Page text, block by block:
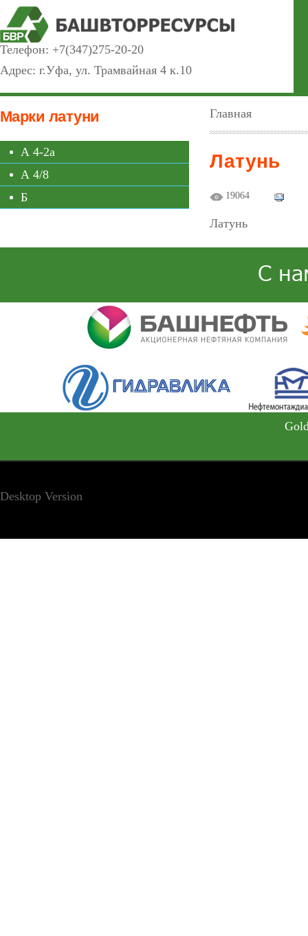
Телефон: +7(347)275-20-20
Адрес: г.Уфа, ул. Трамвайная 4 к.10
Марки латуни
А 4-2а
А 4/8
Б
Главная
Латунь
19064
Латунь
С
Desktop Version